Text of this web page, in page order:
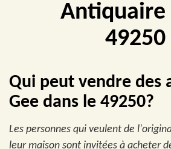
Antiquaire
49250
Qui peut vendre des
Gee dans le 49250?
Les personnes qui veulent de
leur maison sont invitées à acheter